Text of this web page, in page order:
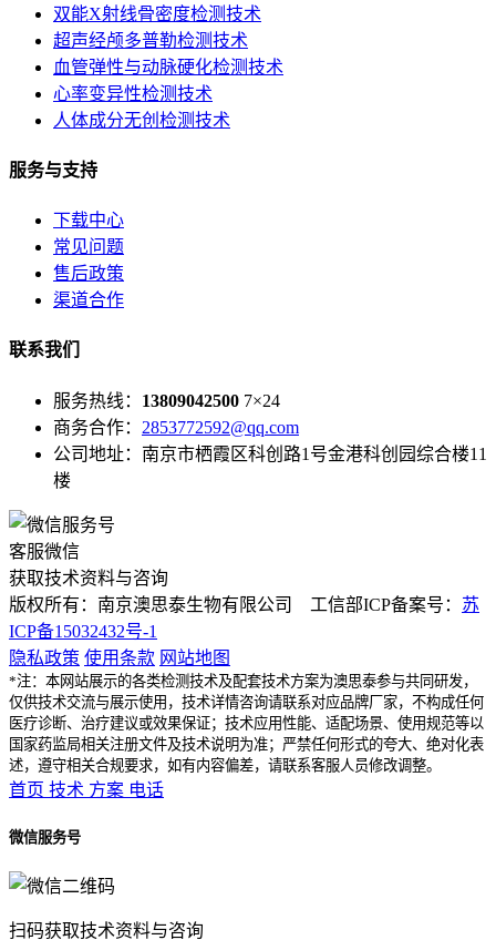
双能X射线骨密度检测技术
超声经颅多普勒检测技术
血管弹性与动脉硬化检测技术
心率变异性检测技术
人体成分无创检测技术
服务与支持
下载中心
常见问题
售后政策
渠道合作
联系我们
服务热线： 13809042500 7×24
商务合作： 2853772592@qq.com
公司地址：南京市栖霞区科创路1号金港科创园综合楼11
楼
客服微信
获取技术资料与咨询
版权所有：南京澳思泰生物有限公司 工信部ICP备案号： 苏
ICP备15032432号-1
隐私政策 使用条款 网站地图
*注：本网站展示的各类检测技术及配套技术方案为澳思泰参与共同研发，
仅供技术交流与展示使用，技术详情咨询请联系对应品牌厂家，不构成任何
医疗诊断、治疗建议或效果保证；技术应用性能、适配场景、使用规范等以
国家药监局相关注册文件及技术说明为准；严禁任何形式的夸大、绝对化表
述，遵守相关合规要求，如有内容偏差，请联系客服人员修改调整。
首页 技术 方案 电话
微信服务号
扫码获取技术资料与咨询